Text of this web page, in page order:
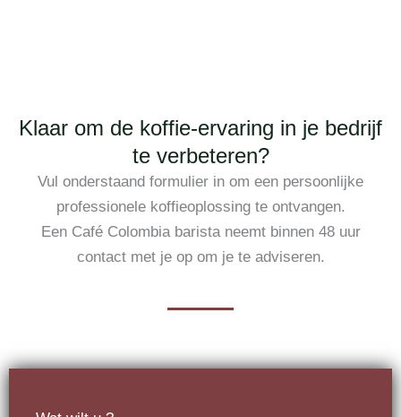
Klaar om de koffie-ervaring in je bedrijf
te verbeteren?
Vul onderstaand formulier in om een persoonlijke
professionele koffieoplossing te ontvangen.
Een Café Colombia barista neemt binnen 48 uur
contact met je op om je te adviseren.